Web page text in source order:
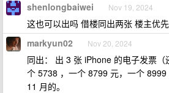
shenlongbaiwei Nov 19, 2024
这也可以出吗 借楼同出两张 楼主优
markyun02 Nov 20, 2024
同出： 出 3 张 iPhone 的电子发票
个 5738 ，一个 8799 元，一个
11 月的。